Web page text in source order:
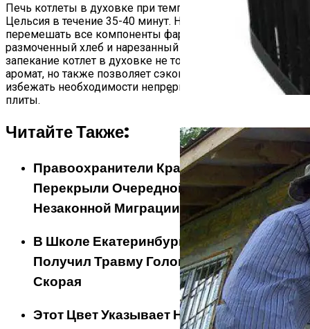
Печь котлеты в духовке при температуре 180 градусов
Цельсия в течение 35-40 минут. Не забудьте тщательно
перемешать все компоненты фарша, включая
размоченный хлеб и нарезанный лук. И помните, что
запекание котлет в духовке не только придает им вкус и
аромат, но также позволяет сэкономить масло и
избежать необходимости непрерывного присутствия у
плиты.
Читайте Также:
Правоохранители Краснодарского Края
Перекрыли Очередной Канал
Незаконной Миграции
В Школе Екатеринбурга Мальчик
Получил Травму Головы. Его Увезла
Скорая
Этот Цвет Указывает На Низкий